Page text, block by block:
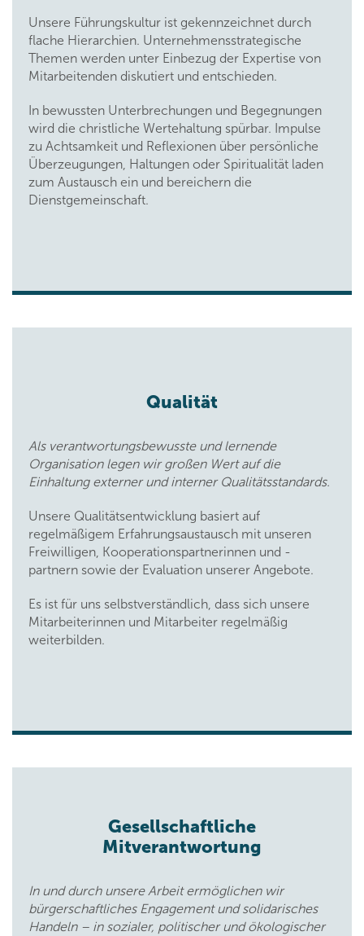
Unsere Führungskultur ist gekennzeichnet durch
flache Hierarchien. Unternehmensstrategische
Themen werden unter Einbezug der Expertise von
Mitarbeitenden diskutiert und entschieden.
In bewussten Unterbrechungen und Begegnungen
wird die christliche Wertehaltung spürbar. Impulse
zu Achtsamkeit und Reflexionen über persönliche
Überzeugungen, Haltungen oder Spiritualität laden
zum Austausch ein und bereichern die
Dienstgemeinschaft.
Qualität
Als verantwortungsbewusste und lernende
Organisation legen wir großen Wert auf die
Einhaltung externer und interner Qualitätsstandards.
Unsere Qualitätsentwicklung basiert auf
regelmäßigem Erfahrungsaustausch mit unseren
Freiwilligen, Kooperationspartnerinnen und -
partnern sowie der Evaluation unserer Angebote.
Es ist für uns selbstverständlich, dass sich unsere
Mitarbeiterinnen und Mitarbeiter regelmäßig
weiterbilden.
Gesellschaftliche
Mitverantwortung
In und durch unsere Arbeit ermöglichen wir
bürgerschaftliches Engagement und solidarisches
Handeln – in sozialer, politischer und ökologischer